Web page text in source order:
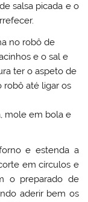
salsa picada e o
no robô de
e o sal e
ter o aspeto de
robô até ligar os
mole em bola e
e estenda a
em círculos e
o preparado de
aderir bem os